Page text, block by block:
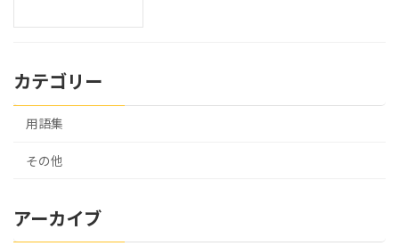
カテゴリー
用語集
その他
アーカイブ